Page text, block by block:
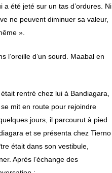
a été jeté sur un tas d’ordures. Ni
ne peuvent diminuer sa valeur,
».
l’oreille d’un sourd. Maabal en
rentré chez lui à Bandiagara,
mit en route pour rejoindre
jours, il parcourut à pied
et se présenta chez Tierno
était dans son vestibule,
Après l’échange des